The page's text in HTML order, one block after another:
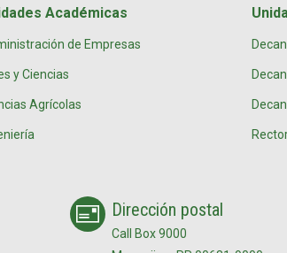
Académicas
de Empresas
y Ciencias
Agrícolas
Dirección postal
Call Box 9000